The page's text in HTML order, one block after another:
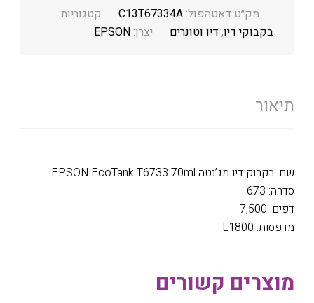
מק״ט דאטהפול:C13T67334A
קטגוריות:
בקבוקי דיו, דיו וטונרים יצרן:EPSON
תיאור
שם: בקבוק דיו מג’נטה EPSON EcoTank T6733 70ml
סדרה: 673
דפים: 7,500
מדפסות: L1800
מוצרים קשורים